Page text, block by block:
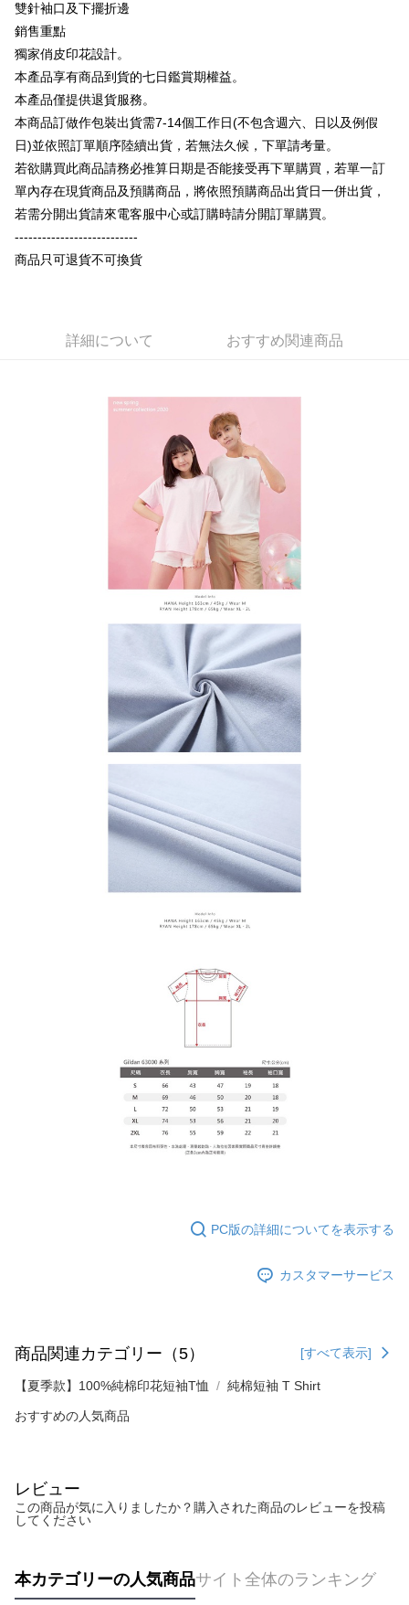
1. 本サービスは台湾大哥大によって提供され、台湾大哥大のユーザーは追
加の申請なしで即時に利用可能です。
2. 支払い方法で「OP Pay Later」を選択すると、注文が成立した後に自動
的に OP Pay Later の取引プロセスに移行し、携帯番号を確認後、分割払
いの回数や支払い期限を選択し、支払いを確認すると取引が完了します。
3. 実際の承認額、分割回数および費用については、後続の取引確認ページ
4. 注文成立後30分以内に確認取引を行わない場合や審査が通過しない場
合、注文は自動的にキャンセルされます。「転専審査」に未通過の状況が
発生した場合は、システムの評価基準に達していないことを意味し、評価
内容についての説明はいたしかねます。
1. 分割払いの金額は電信請求書に統合されず、「OP Pay Later」は毎月の
締め日後に支払いリマインダーのSMSを送信します。
【注意事項】
後、契約に基づいて当社の請求書で帳款を支払うことになります。
2. 「OP Pay Later」を利用する契約関係の目的から、店舗はあなたの個人
情報（名前、電話または住所を含む）を台湾大哥大に提供し、収集、処理
および利用するために、当社があなた本人と分割請求書に必要な情報の確
認、照合および修正を行います。
3. 完全なユーザーサービス規約については、以下のリンクを参照してくだ
https://oppay.tw/userRule
AFTEE代金後払い
説明
一、 AFTEE代金後払いについて
1.お支払い方法でAFTEE代金後払いを選択すると、携帯電話認証ウィンド
ウが表示されます。
2.SMSで認証してお支払い手続を進めてください。
3.注文するときのお支払いは不要です。商品はご指定の住所に配送されま
4.ご注文が完了すると、携帯に支払い通知のSMSが届きます。アプリ会員
の場合は、AFTEE アプリプッシュ通知が届きます。
5.商品受け取り時のお支払いは不要です。商品を確かめてから、SMSまた
はアプリの通知に従って、4大コンビニ、またはATM/オンラインバンキン
グでお支払いください。
代金納付期限は最短で 14 日以内ですので、ご注意ください。AFTEE アプ
リをダウンロードして AFTEE 会員になるとお支払い期限を最長 45 日以内
とに計算されます。AFTEEで注文すると、商品を受け取るまで支払い期限
を延長できますが、商品を期限内に受け取れない場合があります（例：予
1.初回 AFTEEを ご利用の際に、認証結果及び当社の審査の結果に基づ
き、限度額が設定されます。
2.決済金額は最低NT$20です。
3.現在、台湾の会員のみご利用いただけます。
三、利用規約「AFTEE代金後払い」（以下当サービスという）はネットプ
ロテクションズ（以下 AFTEE という）が提供し、AFTEEが代金を徴収し
ます。当サービスご利用の際に提供しなければならない個人情報（注文者
の氏名、電話番号、受取人の氏名、電話番号、受取人住所を含むがこれに
限らない）は、AFTEEに渡され当サービスで必要な範囲内で利用されま
す。AFTEEの個人情報の収集、処理、利用について、詳細はAFTEE公式ホ
ームページの『個人情報の収集、処理及び利用に関する声明』をご参照く
https://aftee.tw/privacypolicy/ ）。
AFTEEの初回ご利用の際に、審査を通過すれば、最高額がNT$10,000にな
ります。支払い期限を過ぎた場合、その金額に基づいて年利20%の遅延滞
納金が加算されます。未成年の利用者は、事前に法定代理人または後見人
の同意を得ればAFTEEをご利用いただけます。
個人情報の処理、利用について疑問がある、または関連する法律の権利を
てAFTEEにご提供いただく、またはAFTEEにあなたの個人情報の収集、処
理、利用を許可することににご同意いただけない場合は、当サービスを選
択しないでください。
配送方法
全家付款取貨
配送毎にNT$65、NT$899以上で送料無料
付款後全家取貨
配送毎にNT$60、NT$899以上で送料無料
7-11付款取貨
配送毎にNT$60、NT$899以上で送料無料
配送毎にNT$65、NT$899以上で送料無料
雙針袖口及下擺折邊
銷售重點
獨家俏皮印花設計。
本產品享有商品到貨的七日鑑賞期權益。
本產品僅提供退貨服務。
本商品訂做作包裝出貨需7-14個工作日(不包含週六、日以及例假
日)並依照訂單順序陸續出貨，若無法久候，下單請考量。
若欲購買此商品請務必推算日期是否能接受再下單購買，若單一訂
單內存在現貨商品及預購商品，將依照預購商品出貨日一併出貨，
若需分開出貨請來電客服中心或訂購時請分開訂單購買。
---------------------------
商品只可退貨不可換貨
詳細について おすすめ関連商品
PC版の詳細についてを表示する
カスタマーサービス
商品関連カテゴリー（5） [すべて表示]
【夏季款】100%純棉印花短袖T恤 純棉短袖 T Shirt
おすすめの人気商品
レビュー
この商品が気に入りましたか？購入された商品のレビューを投稿
してください
本カテゴリーの人気商品サイト全体のランキング